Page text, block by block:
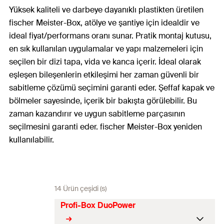
Yüksek kaliteli ve darbeye dayanıklı plastikten üretilen
fischer Meister-Box, atölye ve şantiye için idealdir ve
ideal fiyat/performans oranı sunar. Pratik montaj kutusu,
en sık kullanılan uygulamalar ve yapı malzemeleri için
seçilen bir dizi tapa, vida ve kanca içerir. İdeal olarak
eşleşen bileşenlerin etkileşimi her zaman güvenli bir
sabitleme çözümü seçimini garanti eder. Şeffaf kapak ve
bölmeler sayesinde, içerik bir bakışta görülebilir. Bu
zaman kazandırır ve uygun sabitleme parçasının
seçilmesini garanti eder. fischer Meister-Box yeniden
kullanılabilir.
14 Ürün çeşidi (s)
Profi-Box DuoPower